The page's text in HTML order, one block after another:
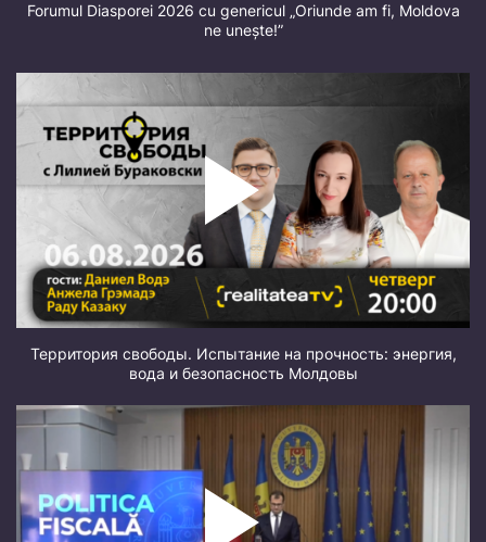
Forumul Diasporei 2026 cu genericul „Oriunde am fi, Moldova
ne unește!”
Территория свободы. Испытание на прочность: энергия,
вода и безопасность Молдовы